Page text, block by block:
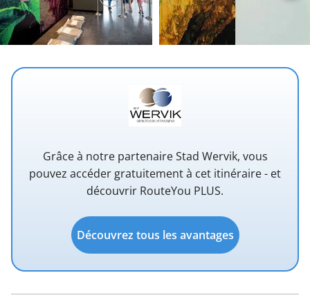
Grâce à notre partenaire Stad Wervik, vous
pouvez accéder gratuitement à cet itinéraire - et
découvrir RouteYou PLUS.
Découvrez tous les avantages